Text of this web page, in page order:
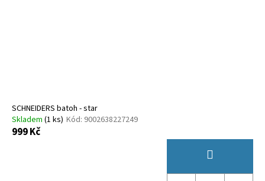
SCHNEIDERS batoh - star
Skladem (1 ks) Kód: 9002638227249
999 Kč